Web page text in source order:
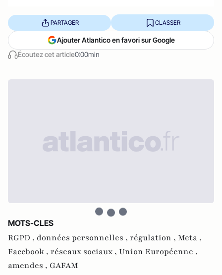
Écoutez cet article0:00min
PARTAGER CLASSER
Ajouter Atlantico en favori sur Google
MOTS-CLES
RGPD , données personnelles , régulation , Meta ,
Facebook , réseaux sociaux , Union Européenne ,
amendes , GAFAM